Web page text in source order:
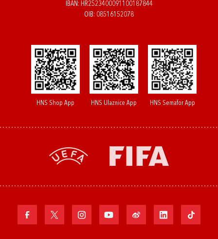
IBAN: HR2523400091100187844
OIB: 08516152078
HNS Shop App HNS Ulaznice App HNS Semafor App